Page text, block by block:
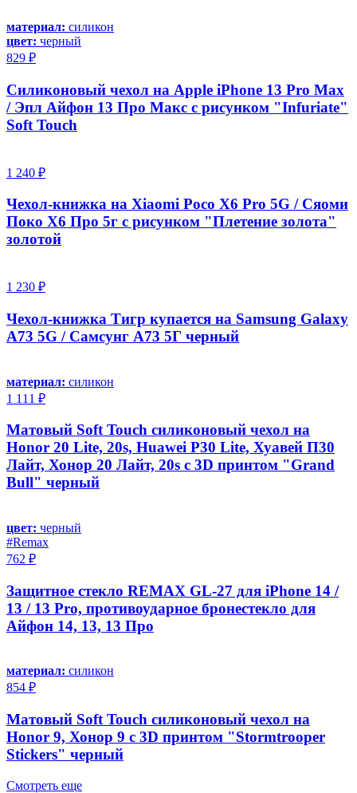
материал: силикон
цвет: черный
829 ₽
Силиконовый чехол на Apple iPhone 13 Pro Max
/ Эпл Айфон 13 Про Макс с рисунком "Infuriate"
Soft Touch
1 240 ₽
Чехол-книжка на Xiaomi Poco X6 Pro 5G / Сяоми
Поко Х6 Про 5г с рисунком "Плетение золота"
золотой
1 230 ₽
Чехол-книжка Тигр купается на Samsung Galaxy
A73 5G / Самсунг А73 5Г черный
материал: силикон
1 111 ₽
Матовый Soft Touch силиконовый чехол на
Honor 20 Lite, 20s, Huawei P30 Lite, Хуавей П30
Лайт, Хонор 20 Лайт, 20s с 3D принтом "Grand
Bull" черный
цвет: черный
#Remax
762 ₽
Защитное стекло REMAX GL-27 для iPhone 14 /
13 / 13 Pro, противоударное бронестекло для
Айфон 14, 13, 13 Про
материал: силикон
854 ₽
Матовый Soft Touch силиконовый чехол на
Honor 9, Хонор 9 с 3D принтом "Stormtrooper
Stickers" черный
Смотреть еще